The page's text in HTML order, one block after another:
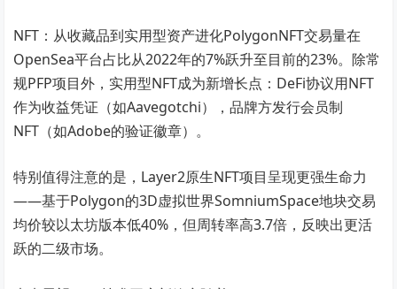
NFT：从收藏品到实用型资产进化PolygonNFT交易量在
OpenSea平台占比从2022年的7%跃升至目前的23%。除常
规PFP项目外，实用型NFT成为新增长点：DeFi协议用NFT
作为收益凭证（如Aavegotchi），品牌方发行会员制
NFT（如Adobe的验证徽章）。
特别值得注意的是，Layer2原生NFT项目呈现更强生命力
——基于Polygon的3D虚拟世界SomniumSpace地块交易
均价较以太坊版本低40%，但周转率高3.7倍，反映出更活
跃的二级市场。